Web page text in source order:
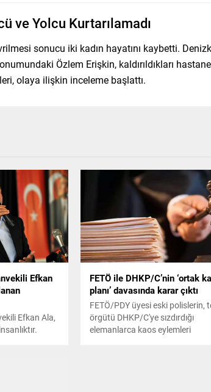
ve Yolcu Kurtarılamadı
sonucu iki kadın hayatını kaybetti.
Özlem Erişkin, kaldırıldıkları
olaya ilişkin inceleme başlattı.
Efkan
Efkan Ala,
FETÖ ile DHKP/C’nin ‘ortak
planı’ davasında karar çıktı
FETÖ/PDY üyesi eski polislerin,
örgütü DHKP/C'ye sızdırdığı
elemanlarca kaos eylemleri